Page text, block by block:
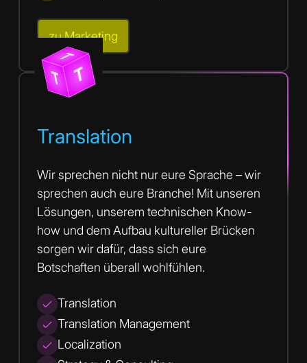
zu Marketing
T
T
T T
T
T
Translation
Wir sprechen nicht nur eure Sprache – wir
sprechen auch eure Branche! Mit unseren
Lösungen, unserem technischen Know-
how und dem Aufbau kultureller Brücken
sorgen wir dafür, dass sich eure
Botschaften überall wohlfühlen.
Translation
Translation Management
Localization